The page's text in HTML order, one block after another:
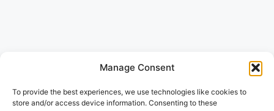
Manage Consent
To provide the best experiences, we use technologies like cookies to
store and/or access device information. Consenting to these